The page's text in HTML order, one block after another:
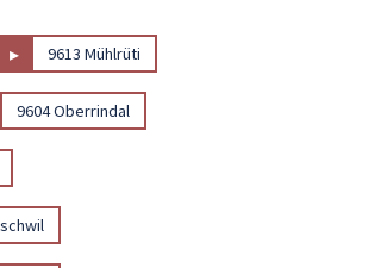
▸ 9613 Mühlrüti
9604 Oberrindal